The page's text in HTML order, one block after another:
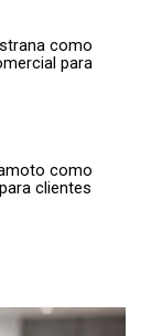
como
para
como
clientes